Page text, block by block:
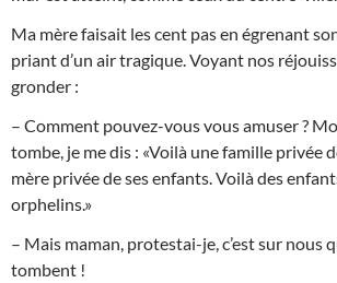
Ma mère faisait les cent pas en égrenant
priant d’un air tragique. Voyant nos
gronder :
– Comment pouvez-vous vous amuser ?
tombe, je me dis : «Voilà une famille privée
mère privée de ses enfants. Voilà des
orphelins.»
– Mais maman, protestai-je, c’est sur nous
tombent !